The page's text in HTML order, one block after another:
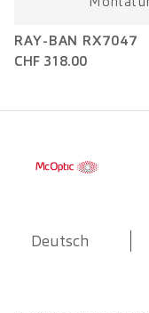
RAY-BAN RX7047
CHF 318.00
Deutsch